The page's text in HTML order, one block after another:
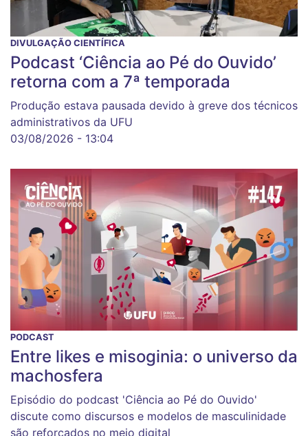
DIVULGAÇÃO CIENTÍFICA
Podcast ‘Ciência ao Pé do Ouvido’
retorna com a 7ª temporada
Produção estava pausada devido à greve dos técnicos
administrativos da UFU
03/08/2026 - 13:04
PODCAST
Entre likes e misoginia: o universo da
machosfera
Episódio do podcast 'Ciência ao Pé do Ouvido'
discute como discursos e modelos de masculinidade
são reforçados no meio digital